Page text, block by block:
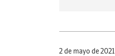
2 de mayo de 2021